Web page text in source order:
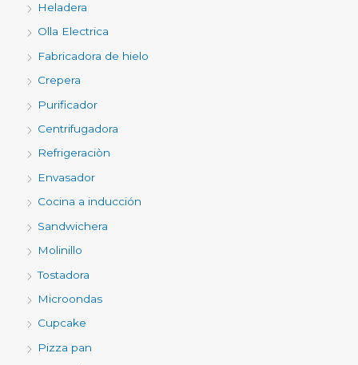
Heladera
Olla Electrica
Fabricadora de hielo
Crepera
Purificador
Centrifugadora
Refrigeraciòn
Envasador
Cocina a inducción
Sandwichera
Molinillo
Tostadora
Microondas
Cupcake
Pizza pan